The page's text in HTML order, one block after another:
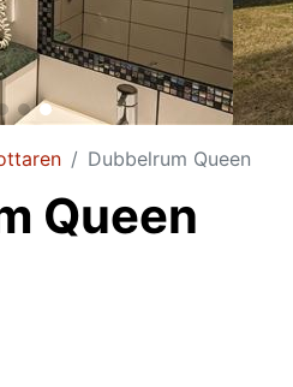
Dubbelrum Queen
Queen